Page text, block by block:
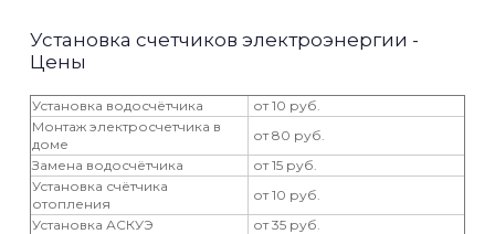
Установка счетчиков электроэнергии -
Цены
Установка водосчётчика
от 10 руб.
Монтаж электросчетчика в
доме
от 80 руб.
Замена водосчётчика
от 15 руб.
Установка счётчика
отопления
от 10 руб.
Установка АСКУЭ
от 35 руб.